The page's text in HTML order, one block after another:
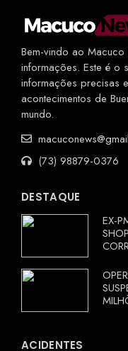
Bem-vindo ao
informações. Este é o
informações precisas
acontecimentos de
mundo.
(73) 98879-0376
DESTAQUE
EX-
ACIDENTES